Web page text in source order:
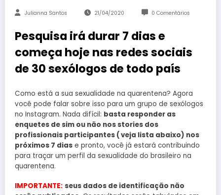
Julianna Santos 21/04/2020 0 Comentários
Pesquisa irá durar 7 dias e
começa hoje nas redes sociais
de 30 sexólogos de todo país
Como está a sua sexualidade na quarentena? Agora
você pode falar sobre isso para um grupo de sexólogos
no Instagram. Nada difícil: basta responder as
enquetes de sim ou não nos stories dos
profissionais participantes ( veja lista abaixo) nos
próximos 7 dias e pronto, você já estará contribuindo
para traçar um perfil da sexualidade do brasileiro na
quarentena.
IMPORTANTE: seus dados de identificação não